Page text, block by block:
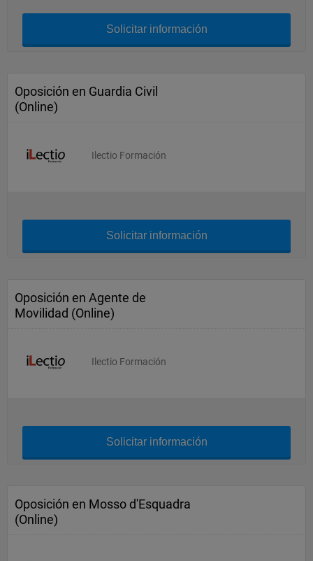
Solicitar información
Oposición en Guardia Civil
(Online)
Ilectio Formación
Solicitar información
Oposición en Agente de
Movilidad (Online)
Ilectio Formación
Solicitar información
Oposición en Mosso d'Esquadra
(Online)